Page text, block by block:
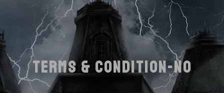
TERMS & CONDITION-NO